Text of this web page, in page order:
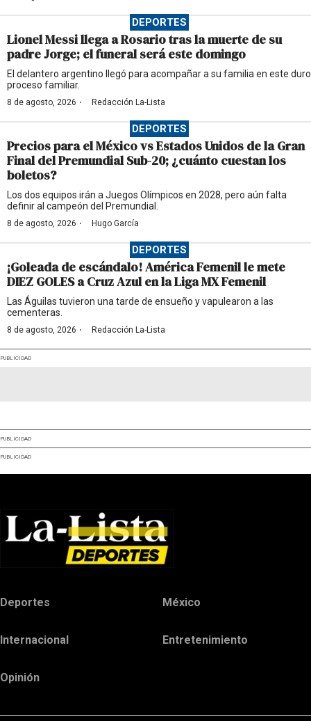
DEPORTES
Lionel Messi llega a Rosario tras la muerte de su
padre Jorge; el funeral será este domingo
El delantero argentino llegó para acompañar a su familia en este duro
proceso familiar.
8 de agosto, 2026 · Redacción La-Lista
DEPORTES
Precios para el México vs Estados Unidos de la Gran
Final del Premundial Sub-20; ¿cuánto cuestan los
boletos?
Los dos equipos irán a Juegos Olímpicos en 2028, pero aún falta
definir al campeón del Premundial.
8 de agosto, 2026 · Hugo García
DEPORTES
¡Goleada de escándalo! América Femenil le mete
DIEZ GOLES a Cruz Azul en la Liga MX Femenil
Las Águilas tuvieron una tarde de ensueño y vapulearon a las
cementeras.
8 de agosto, 2026 · Redacción La-Lista
PUBLICIDAD
PUBLICIDAD
PUBLICIDAD
Deportes México
Internacional Entretenimiento
Opinión